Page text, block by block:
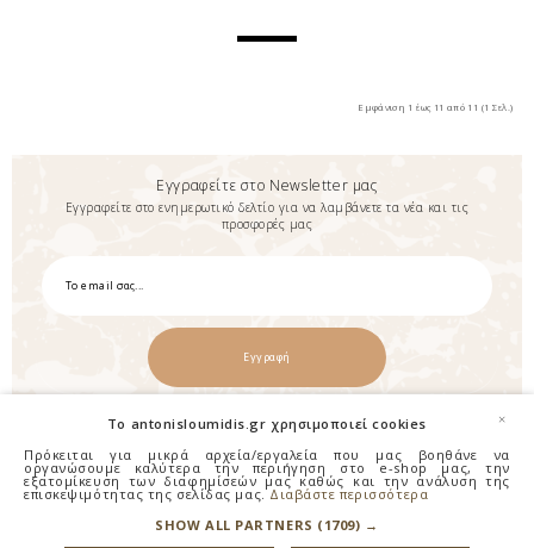
Εμφάνιση 1 έως 11 από 11 (1 Σελ.)
Εγγραφείτε στο Newsletter μας
Εγγραφείτε στο ενημερωτικό δελτίο για να λαμβάνετε τα νέα και τις
προσφορές μας
Εγγραφή
Επικοινωνία
×
To antonisloumidis.gr χρησιμοποιεί cookies
Πρόκειται για μικρά αρχεία/εργαλεία που μας βοηθάνε να
οργανώσουμε καλύτερα την περιήγηση στο e-shop μας, την
εξατομίκευση των διαφημίσεών μας καθώς και την ανάλυση της
επισκεψιμότητας της σελίδας μας. Διαβάστε περισσότερα
SHOW ALL PARTNERS (1709) →